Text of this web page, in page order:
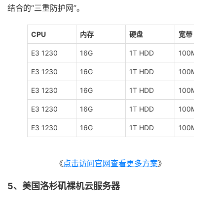
结合的“三重防护网”。
CPU 内存 硬盘 宽带
E3 1230 16G 1T HDD 100M
E3 1230 16G 1T HDD 100M
E3 1230 16G 1T HDD 100M
E3 1230 16G 1T HDD 100M
E3 1230 16G 1T HDD 100M
《点击访问官网查看更多方案》
5、美国洛杉矶裸机云服务器